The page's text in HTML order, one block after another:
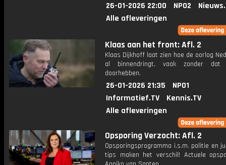
26-01-2026 22:00 NPO2
Alle afleveringen
Klaas aan het front: Afl. 2
Klaas Dijkhoff laat zien hoe de oorlog
al binnendringt, vaak zonder
doorhebben.
26-01-2026 21:35
NPO1
Informatief.TV
Kennis.TV
Alle afleveringen
Opsporing Verzocht: Afl. 2
Opsporingsprogramma i.s.m. politie en
tips maken het verschil! Actuele